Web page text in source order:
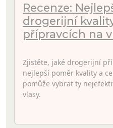
Recenze:
drogerijní
přípravcích na
Zjistěte, jaké drogerijní
nejlepší poměr kvality a
pomůže vybrat ty
vlasy.